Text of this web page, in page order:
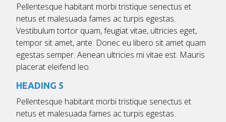
Pellentesque habitant morbi tristique senectus et
netus et malesuada fames ac turpis egestas.
Vestibulum tortor quam, feugiat vitae, ultricies eget,
tempor sit amet, ante. Donec eu libero sit amet quam
egestas semper. Aenean ultricies mi vitae est. Mauris
placerat eleifend leo.
HEADING 5
Pellentesque habitant morbi tristique senectus et
netus et malesuada fames ac turpis egestas.